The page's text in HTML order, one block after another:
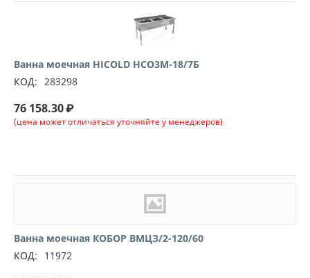
Ванна моечная HICOLD НСО3М-18/7Б
КОД: 283298
76 158.30₽
(цена может отличаться уточняйте у менеджеров)
Ванна моечная КОБОР ВМЦЗ/2-120/60
КОД:
11972